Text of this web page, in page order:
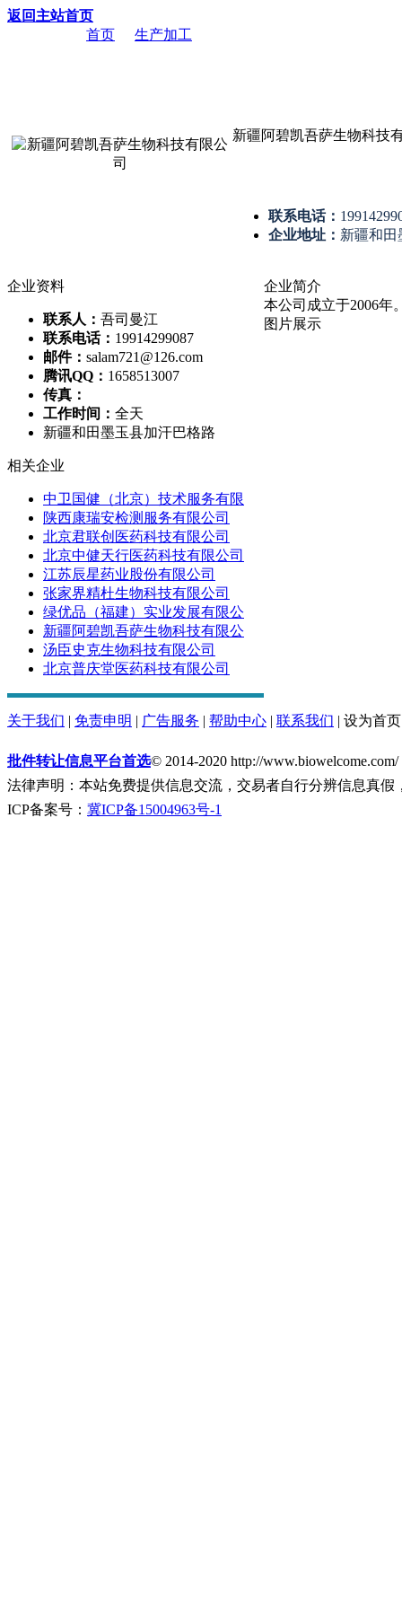
返回主站首页
首页 生产加工
新疆阿碧凯吾萨生物科技
联系电话：
企业地址： 新疆和田
企业资料
联系人： 吾司曼江
联系电话： 19914299087
邮件： salam721@126.com
腾讯QQ： 1658513007
传真：
工作时间： 全天
新疆和田墨玉县加汗巴格路
相关企业
中卫国健（北京）技术服务有限
陕西康瑞安检测服务有限公司
北京君联创医药科技有限公司
北京中健天行医药科技有限公司
江苏辰星药业股份有限公司
张家界精杜生物科技有限公司
绿优品（福建）实业发展有限公
新疆阿碧凯吾萨生物科技有限公
汤臣史克生物科技有限公司
北京普庆堂医药科技有限公司
企业简介
本公司成立于2006年
图片展示
关于我们 | 免责申明 | 广告服务 | 帮助中心 | 联系我们 | 设为首页
批件转让信息平台首选© 2014-2020 http://
法律声明：本站免费提供信息交流，交易者自行分辨信息真
ICP备案号： 冀ICP备15004963号-1